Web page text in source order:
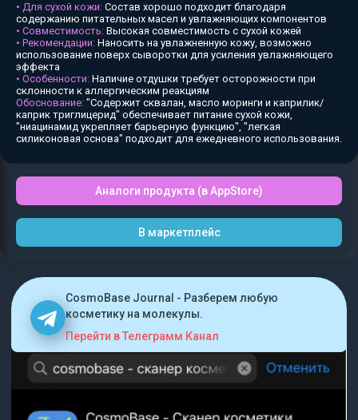
• Для сухой кожи: Состав хорошо подходит благодаря
содержанию питательных масел и увлажняющих компонентов
• Совместимость: Высокая совместимость с сухой кожей
• Рекомендации: Наносить на увлажненную кожу, возможно
использование поверх сыворотки для усиления увлажняющего
эффекта
• Особенности: Наличие отдушки требует осторожности при
склонности к аллергическим реакциям
Обоснование: "Содержит сквалан, масло моринги и каприлик/
каприк триглицерид" обеспечивает питание сухой кожи,
"ниацинамид укрепляет барьерную функцию", "легкая
силиконовая основа" подходит для ежедневного использования.
Аналоги продукта (в AppStore)
В маркетплейс
CosmoBase Journal - Разберем любую
косметику на молекулы.
Перейти в Телеграмм Канал